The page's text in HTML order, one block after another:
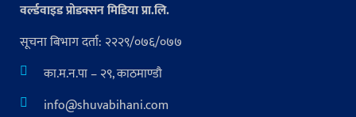
वर्ल्डवाइड प्रोडक्सन मिडिया प्रा.लि.
सूचना बिभाग दर्ता: २२२९/०७६/०७७
का.म.न.पा – २९, काठमाण्डौ
info@shuvabihani.com